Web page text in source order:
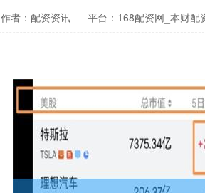
作者：配资资讯 平台：168配资网_本财配